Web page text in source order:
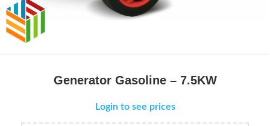
Generator Gasoline – 7.5KW
Login to see prices